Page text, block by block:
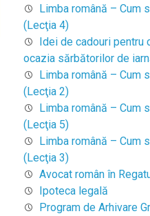
Limba română – Cum
(Lecţia 4)
Idei de cadouri pentru
ocazia sărbătorilor de
Limba română – Cum
(Lecţia 2)
Limba română – Cum
(Lecţia 5)
Limba română – Cum
(Lecţia 3)
Avocat român în
Ipoteca legală
Program de Arhivare